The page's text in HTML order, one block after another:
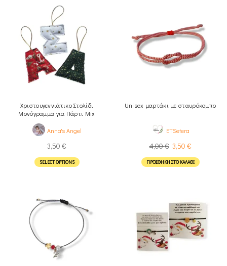
Χριστουγεννιάτικο Στολίδι
Μονόγραμμα για Πάρτι Mix
Anna's Angel
3,50 €
SELECT OPTIONS
Unisex μαρτάκι με σταυρόκομπο
ETSetera
4,00€ 3,50 €
ΠΡΟΣΘΉΚΗ ΣΤΟ ΚΑΛΆΘΙ